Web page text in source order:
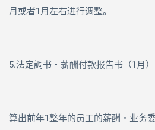
月或者1 月左右进行调整。
5.法定調书・薪酬付款报告书（1月）
算出前年1 整年的员工的薪酬・业务